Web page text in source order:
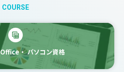
COURSE
・パソコン資格